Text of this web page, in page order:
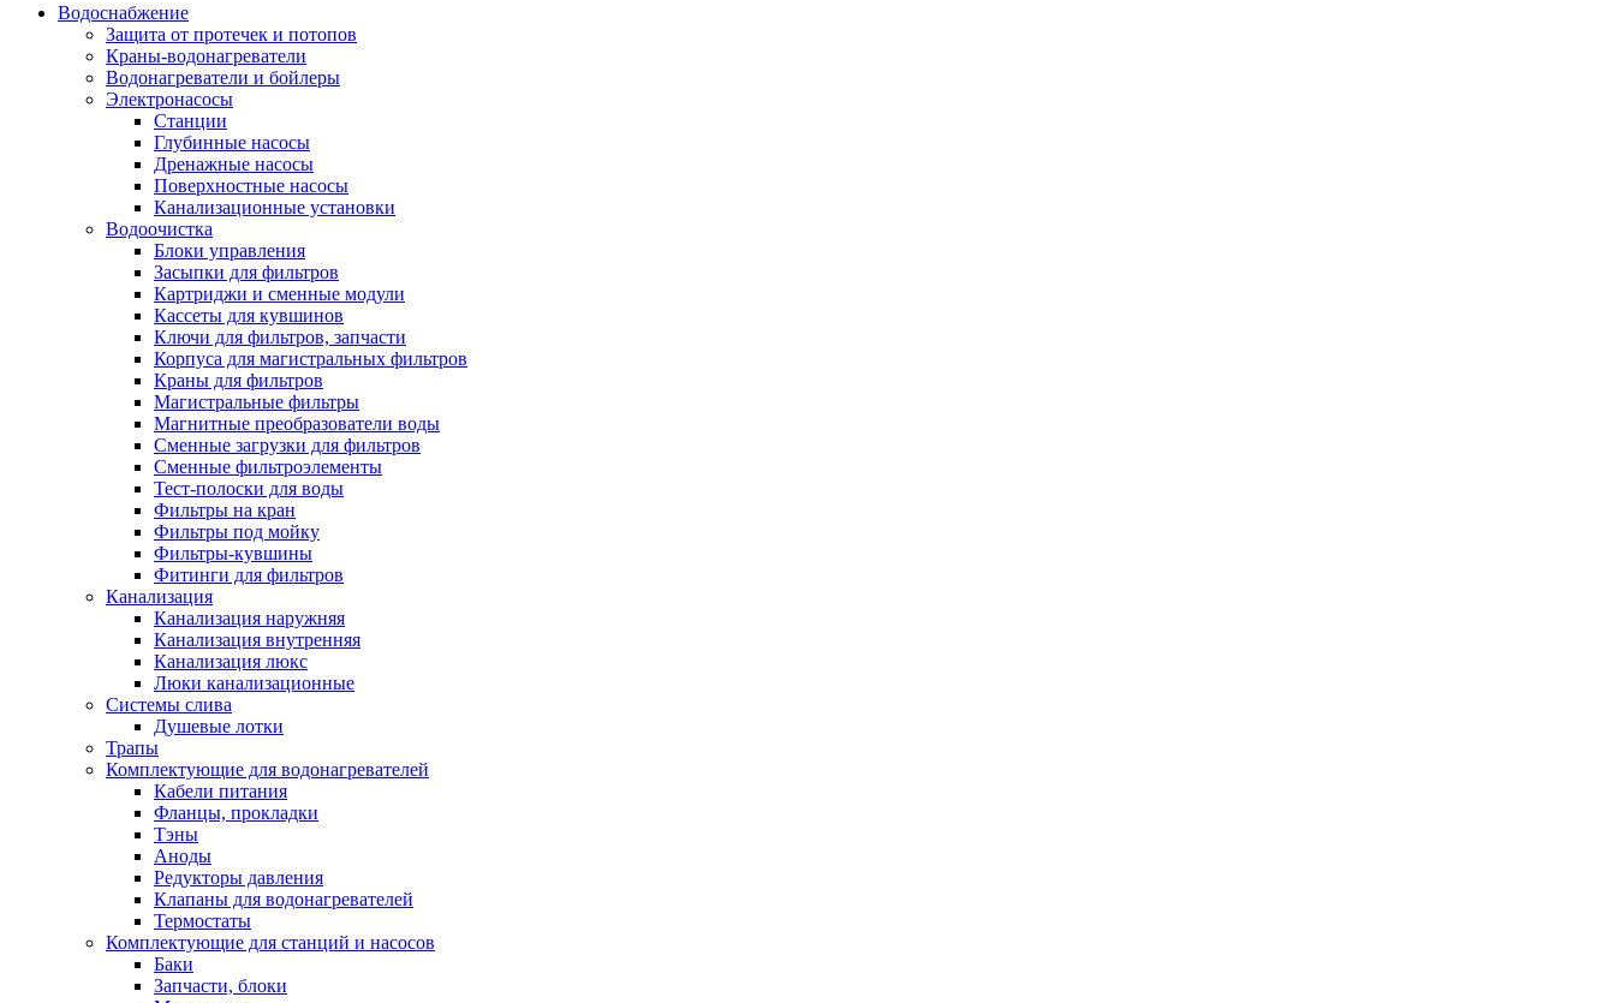
Водоснабжение
Защита от протечек и потопов
Краны-водонагреватели
Водонагреватели и бойлеры
Электронасосы
Станции
Глубинные насосы
Дренажные насосы
Поверхностные насосы
Канализационные установки
Водоочистка
Блоки управления
Засыпки для фильтров
Картриджи и сменные модули
Кассеты для кувшинов
Ключи для фильтров, запчасти
Корпуса для магистральных фильтров
Краны для фильтров
Магистральные фильтры
Магнитные преобразователи воды
Сменные загрузки для фильтров
Сменные фильтроэлементы
Тест-полоски для воды
Фильтры на кран
Фильтры под мойку
Фильтры-кувшины
Фитинги для фильтров
Канализация
Канализация наружняя
Канализация внутренняя
Канализация люкс
Люки канализационные
Системы слива
Душевые лотки
Трапы
Комплектующие для водонагревателей
Кабели питания
Фланцы, прокладки
Тэны
Аноды
Редукторы давления
Клапаны для водонагревателей
Термостаты
Комплектующие для станций и насосов
Баки
Запчасти, блоки